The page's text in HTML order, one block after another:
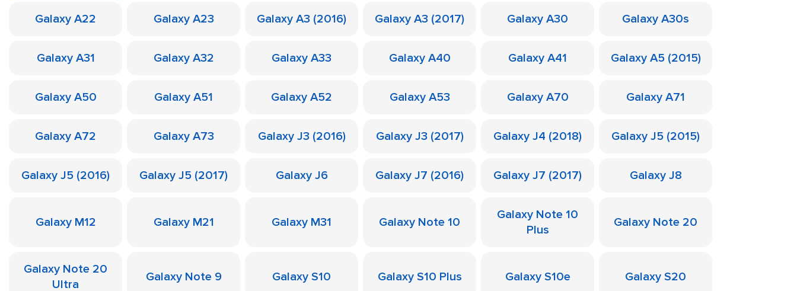
Galaxy A22 Galaxy A23 Galaxy A3 (2016) Galaxy A3 (2017) Galaxy A30 Galaxy A30s
Galaxy A31 Galaxy A32 Galaxy A33 Galaxy A40 Galaxy A41 Galaxy A5 (2015)
Galaxy A50 Galaxy A51 Galaxy A52 Galaxy A53 Galaxy A70 Galaxy A71
Galaxy A72 Galaxy A73 Galaxy J3 (2016) Galaxy J3 (2017) Galaxy J4 (2018) Galaxy J5 (2015)
Galaxy J5 (2016) Galaxy J5 (2017) Galaxy J6 Galaxy J7 (2016) Galaxy J7 (2017) Galaxy J8
Galaxy M12 Galaxy M21 Galaxy M31 Galaxy Note 10
Galaxy Note 10
Plus
Galaxy Note 20
Galaxy Note 20
Ultra
Galaxy Note 9 Galaxy S10 Galaxy S10 Plus Galaxy S10e Galaxy S20